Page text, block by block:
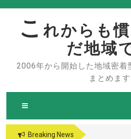
こ れからも
だ地域
2006年から開始した地域密着
まとめます
Breaking News